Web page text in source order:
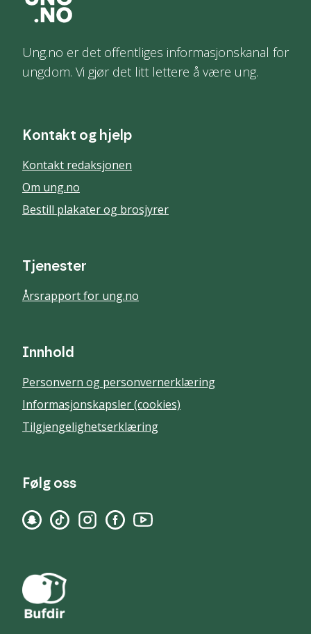
Ung.no er det offentliges informasjonskanal for
ungdom. Vi gjør det litt lettere å være ung.
Kontakt og hjelp
Kontakt redaksjonen
Om ung.no
Bestill plakater og brosjyrer
Tjenester
Årsrapport for ung.no
Innhold
Personvern og personvernerklæring
Informasjonskapsler (cookies)
Tilgjengelighetserklæring
Følg oss